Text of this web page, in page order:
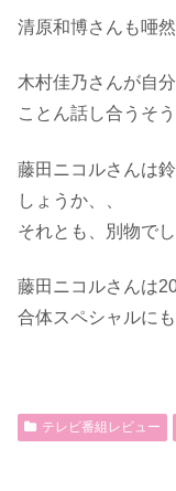
清原和博さんも唖
木村佳乃さんが自
ことん話し合うそ
藤田ニコルさんは
しょうか、、
それとも、別物で
藤田ニコルさんは
合体スペシャルに
テレビ番組レビュー